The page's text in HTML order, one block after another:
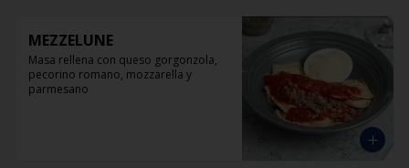
MEZZELUNE
Masa rellena con queso gorgonzola,
pecorino romano, mozzarella y
parmesano